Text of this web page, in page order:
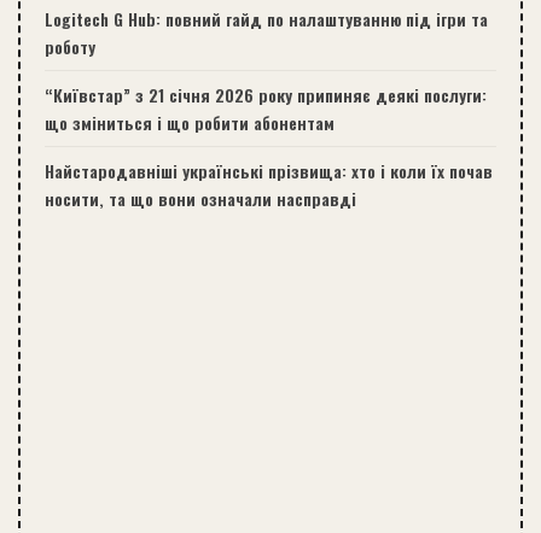
Logitech G Hub: повний гайд по налаштуванню під ігри та
роботу
“Київстар” з 21 січня 2026 року припиняє деякі послуги:
що зміниться і що робити абонентам
Найстародавніші українські прізвища: хто і коли їх почав
носити, та що вони означали насправді